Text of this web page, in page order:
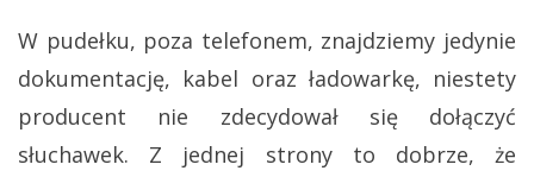
W pudełku, poza telefonem, znajdziemy jedynie
dokumentację, kabel oraz ładowarkę, niestety
producent nie zdecydował się dołączyć
słuchawek. Z jednej strony to dobrze, że